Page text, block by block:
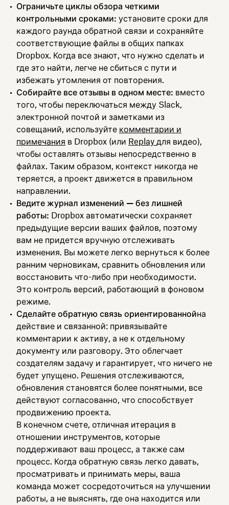
Ограничьте циклы обзора четкими
контрольными сроками: установите сроки для
каждого раунда обратной связи и сохраняйте
соответствующие файлы в общих папках
Dropbox. Когда все знают, что нужно сделать и
где это найти, легче не сбиться с пути и
избежать утомления от повторения.
Собирайте все отзывы в одном месте: вместо
того, чтобы переключаться между Slack,
электронной почтой и заметками из
совещаний, используйте комментарии и
примечания в Dropbox (или Replay для видео),
чтобы оставлять отзывы непосредственно в
файлах. Таким образом, контекст никогда не
теряется, а проект движется в правильном
направлении.
Ведите журнал изменений — без лишней
работы: Dropbox автоматически сохраняет
предыдущие версии ваших файлов, поэтому
вам не придется вручную отслеживать
изменения. Вы можете легко вернуться к более
ранним черновикам, сравнить обновления или
восстановить что-либо при необходимости.
Это контроль версий, работающий в фоновом
режиме.
Сделайте обратную связь ориентированнойна
действие и связанной: привязывайте
комментарии к активу, а не к отдельному
документу или разговору. Это облегчает
создателям задачу и гарантирует, что ничего не
будет упущено. Решения отслеживаются,
обновления становятся более понятными, все
действуют согласованно, что способствует
продвижению проекта.
В конечном счете, отличная итерация в
отношении инструментов, которые
поддерживают ваш процесс, а также сам
процесс. Когда обратную связь легко давать,
просматривать и принимать меры, ваша
команда может сосредоточиться на улучшении
работы, а не выяснять, где она находится или